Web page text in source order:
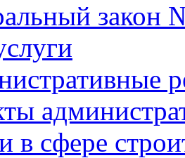
закон
в сфере